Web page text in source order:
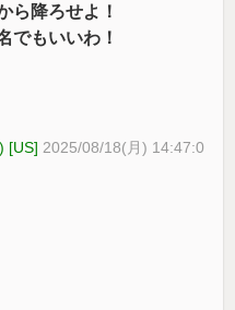
ら降ろせよ！
でもいいわ！
[US] 2025/08/18(月) 14:47:0